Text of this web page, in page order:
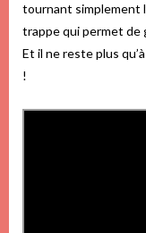
tournant simplement
trappe qui permet de
Et il ne reste plus
!